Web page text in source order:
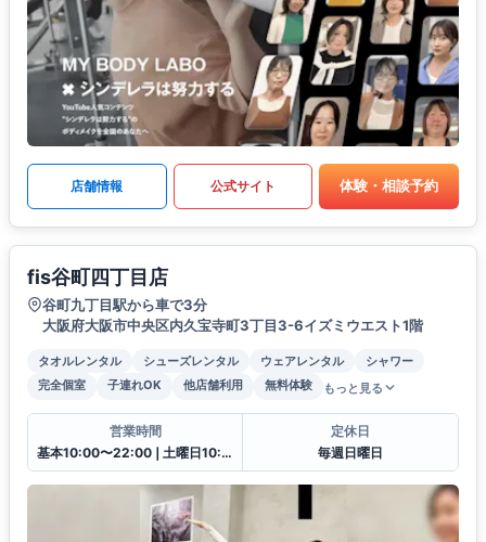
店舗情報 公式サイト 体験・相談予約
fis谷町四丁目店
谷町九丁目駅から車で3分
大阪府大阪市中央区内久宝寺町3丁目3-6イズミウエスト1階
タオルレンタル シューズレンタル ウェアレンタル
シャワー
完全個室
子連れOK 他店舗利用 無料体験 もっと見る
営業時間
基本10:00〜22:00❘土曜日10:00〜19:00
定休日
毎週日曜日